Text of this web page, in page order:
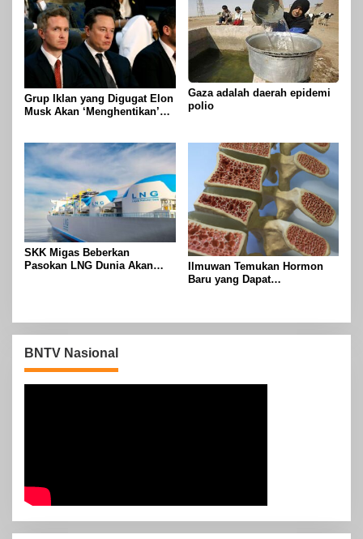
Grup Iklan yang Digugat Elon
Musk Akan ‘Menghentikan’
Gaza adalah daerah epidemi
polio
SKK Migas Beberkan
Pasokan LNG Dunia Akan
Ilmuwan Temukan Hormon
Baru yang Dapat
BNTV Nasional